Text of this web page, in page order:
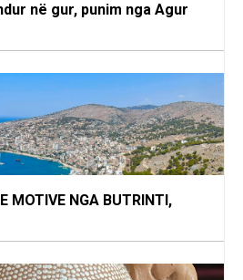
në gur, punim nga Agur
MOTIVE NGA BUTRINTI,